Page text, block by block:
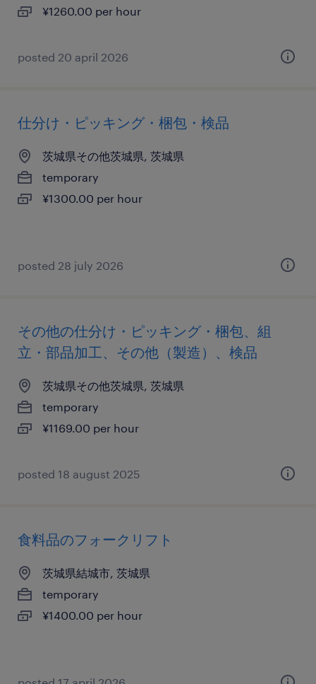
¥1260.00 per hour
posted 20 april 2026
仕分け・ピッキング・梱包・検品
茨城県その他茨城県, 茨城県
temporary
¥1300.00 per hour
posted 28 july 2026
その他の仕分け・ピッキング・梱包、組
立・部品加工、その他（製造）、検品
茨城県その他茨城県, 茨城県
temporary
¥1169.00 per hour
posted 18 august 2025
食料品のフォークリフト
茨城県結城市, 茨城県
temporary
¥1400.00 per hour